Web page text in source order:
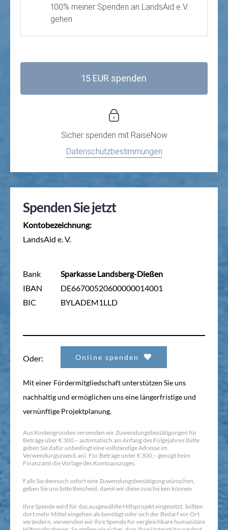
100% meiner Spenden an LandsAid e.V.
gehen
15 EUR spenden
Sicher spenden mit RaiseNow
Datenschutzbestimmungen
Spenden Sie jetzt
Kontobezeichnung:
LandsAid e. V.
Bank
IBAN
BIC
Sparkasse Landsberg-Dießen
DE66700520600000014001
BYLADEM1LLD
Oder: Online spenden
Mit einer Fördermitgliedschaft unterstützen Sie uns
nachhaltig und ermöglichen uns eine längerfristige und
vernünftige Projektplanung.
Aus Kostengründen versenden wir Zuwendungsbestätigungen für
Beträge über € 300,– automatisch am Anfang des Folgejahres (bitte
geben Sie dafür unbedingt eine vollständige Adresse im
Verwendungszweck an). Für Beträge unter € 300,– genügt beim
Finanzamt die Vorlage des Kontoauszuges.
Falls Sie dennoch sofort eine Zuwendungsbestätigung wünschen,
geben Sie uns bitte Bescheid, damit wir diese zuschicken können.
Ihre Spende wird für das ausgewählte Hilfsprojekt eingesetzt. Sollten
dort mehr Mittel eingehen als benötigt oder sich der Bedarf vor Ort
verändern, verwenden wir Ihre Spende für vergleichbare humanitäre